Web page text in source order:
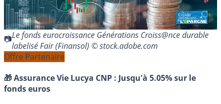
Le fonds eurocroissance Générations Croiss@nce durable
labelisé Fair (Finansol) © stock.adobe.com
Offre Partenaire
🎁 Assurance Vie Lucya CNP : Jusqu'à 5.05% sur le
fonds euros